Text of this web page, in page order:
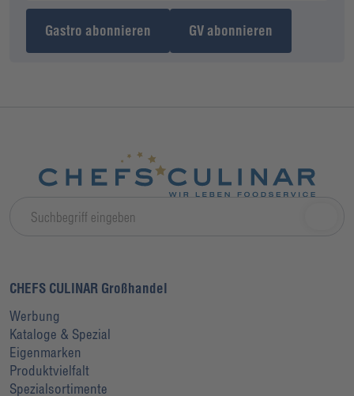
Gastro abonnieren GV abonnieren
CHEFS CULINAR Großhandel
Werbung
Kataloge & Spezial
Eigenmarken
Produktvielfalt
Spezialsortimente